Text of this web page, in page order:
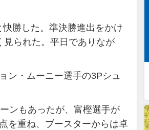
勝した。準決勝進出をかけ
られた。平日でありなが
ン・ムーニー選手の3Pシュ
ンもあったが、富樫選手が
を重ね、ブースターからは卓